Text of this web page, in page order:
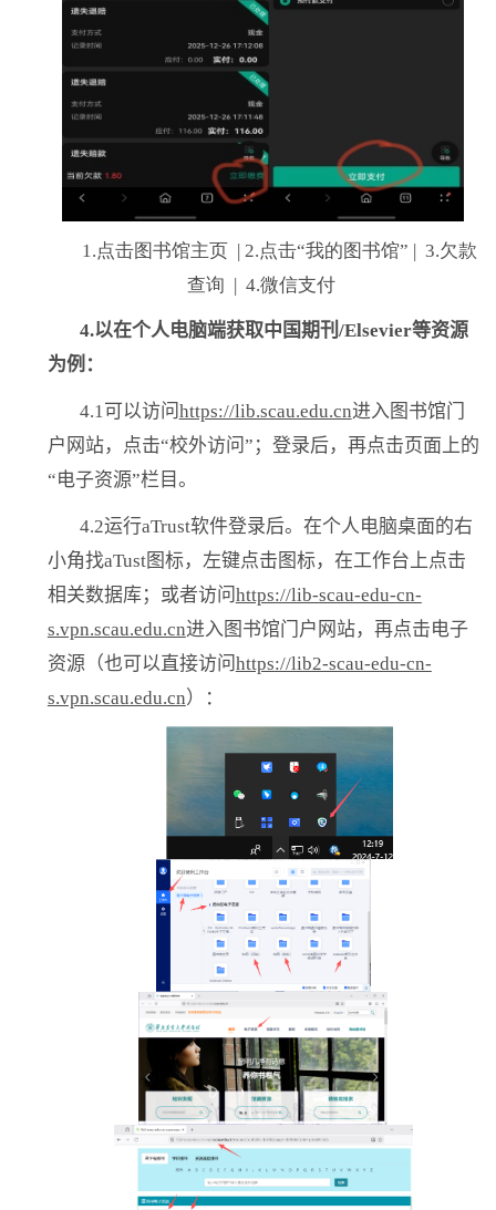
1.点击图书馆主页 | 2.点击“我的图书馆” | 3.欠款
查询 | 4.微信支付
4.以在个人电脑端获取中国期刊 /Elsevier等资源
为例：
4.1可以访问https://lib.scau.edu.cn进入图书馆门
户网站，点击“校外访问”；登录后，再点击页面上的
“电子资源”栏目。
4.2运行aTrust软件登录后。在个人电脑桌面的右
小角找aTust图标，左键点击图标，在工作台上点击
相关数据库；或者访问https://lib-scau-edu-cn-
s.vpn.scau.edu.cn进入图书馆门户网站，再点击电子
资源（也可以直接访问https://lib2-scau-edu-cn-
s.vpn.scau.edu.cn）：